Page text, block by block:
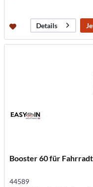
Details
Booster 60 für
44589